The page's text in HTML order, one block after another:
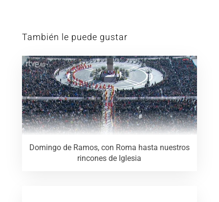
También le puede gustar
Domingo de Ramos, con Roma hasta nuestros
rincones de Iglesia